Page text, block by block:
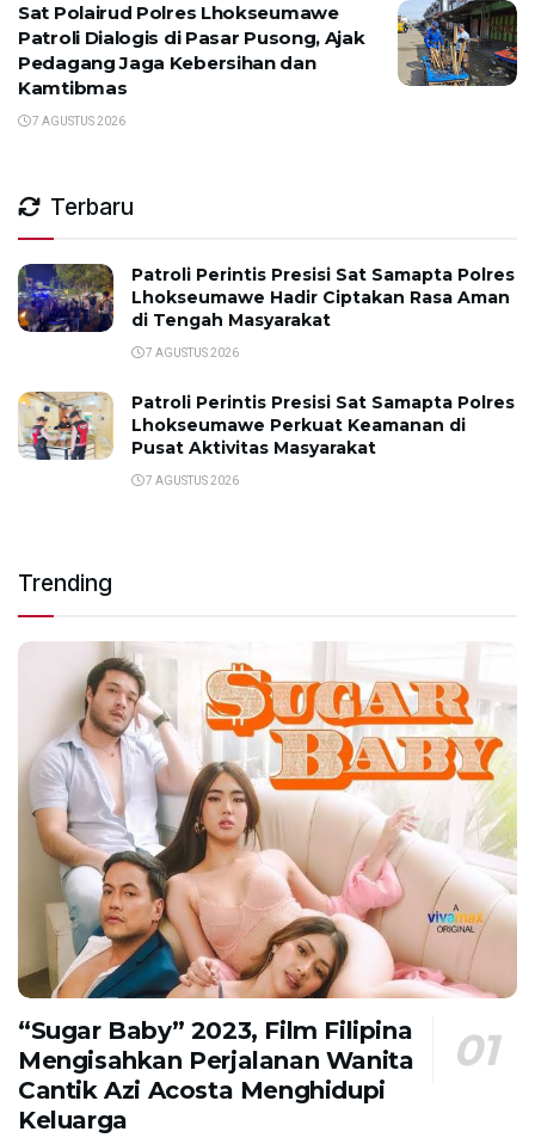
Sat Polairud Polres Lhokseumawe
Patroli Dialogis di Pasar Pusong, Ajak
Pedagang Jaga Kebersihan dan
Kamtibmas
7 AGUSTUS 2026
Terbaru
Patroli Perintis Presisi Sat Samapta Polres
Lhokseumawe Hadir Ciptakan Rasa Aman
di Tengah Masyarakat
7 AGUSTUS 2026
Patroli Perintis Presisi Sat Samapta Polres
Lhokseumawe Perkuat Keamanan di
Pusat Aktivitas Masyarakat
7 AGUSTUS 2026
Trending
“Sugar Baby” 2023, Film Filipina
Mengisahkan Perjalanan Wanita
Cantik Azi Acosta Menghidupi
Keluarga